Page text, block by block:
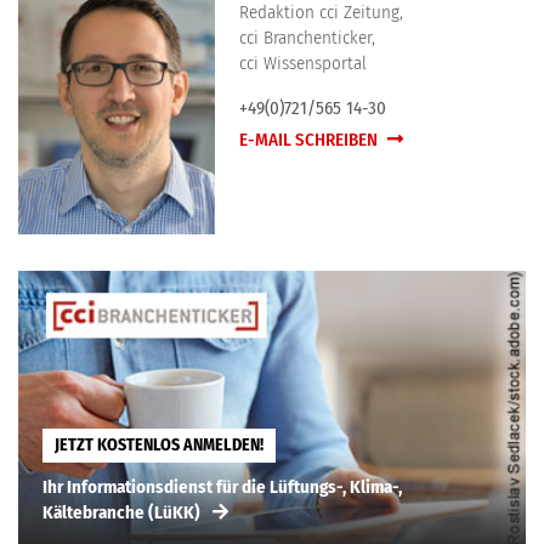
Redaktion cci Zeitung,
cci Branchenticker,
cci Wissensportal
+49(0)721/565 14-30
E-MAIL SCHREIBEN
JETZT KOSTENLOS ANMELDEN!
Ihr Informationsdienst für die Lüftungs-, Klima-,
Kältebranche (LüKK)